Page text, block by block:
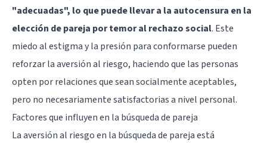
"adecuadas", lo que puede llevar a la autocensura en la
elección de pareja por temor al rechazo social. Este
miedo al estigma y la presión para conformarse pueden
reforzar la aversión al riesgo, haciendo que las personas
opten por relaciones que sean socialmente aceptables,
pero no necesariamente satisfactorias a nivel personal.
Factores que influyen en la búsqueda de pareja
La aversión al riesgo en la búsqueda de pareja está